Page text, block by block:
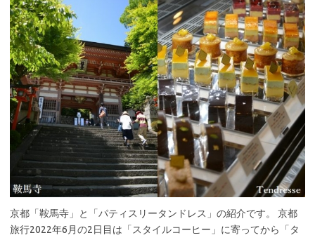
京都「鞍馬寺」と「パティスリータンドレス」の紹介です。 京都
旅行2022年6月の2日目は「スタイルコーヒー」に寄ってから「タ